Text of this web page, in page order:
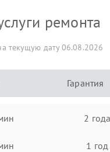
ремонта
текущую дату 06.08.2026
Гарантия
2 года
1 год